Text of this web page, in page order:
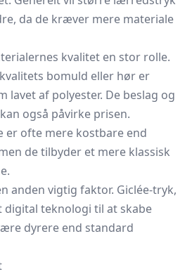
da de kræver mere materiale
kvalitet en stor rolle.
bomuld eller hør er
lavet af polyester. De beslag og
også påvirke prisen.
ofte mere kostbare end
de tilbyder et mere klassisk
anden vigtig faktor. Giclée-tryk,
digital teknologi til at skabe
dyrere end standard